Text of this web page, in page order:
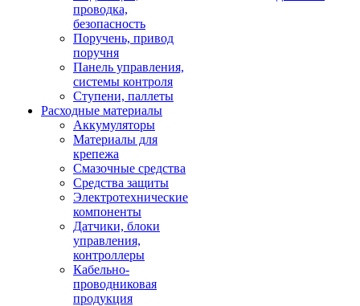
проводка,
безопасность
Поручень, привод
поручня
Панель управления,
системы контроля
Ступени, паллеты
Расходные материалы
Аккумуляторы
Материалы для
крепежа
Смазочные средства
Средства защиты
Электротехнические
компоненты
Датчики, блоки
управления,
контроллеры
Кабельно-
проводниковая
продукция